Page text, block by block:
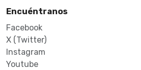
Encuéntranos
Facebook
X (Twitter)
Instagram
Youtube